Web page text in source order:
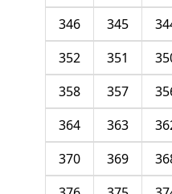
345
346
351
352
357
358
363
364
369
370